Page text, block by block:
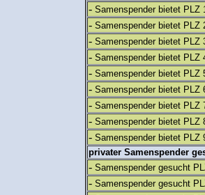
- Samenspender bietet PLZ
- Samenspender bietet PLZ
- Samenspender bietet PLZ
- Samenspender bietet PLZ
- Samenspender bietet PLZ
- Samenspender bietet PLZ
- Samenspender bietet PLZ
- Samenspender bietet PLZ
- Samenspender bietet PLZ
privater Samenspender
- Samenspender gesucht
- Samenspender gesucht